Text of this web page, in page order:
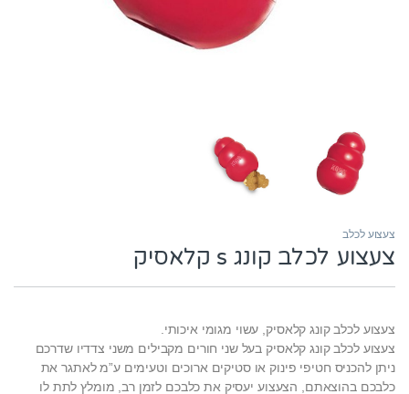
צעצוע לכלב
צעצוע לכלב קונג s קלאסיק
צעצוע לכלב קונג קלאסיק, עשוי מגומי איכותי.
צעצוע לכלב קונג קלאסיק בעל שני חורים מקבילים משני צדדיו שדרכם
ניתן להכניס חטיפי פינוק או סטיקים ארוכים וטעימים ע”מ לאתגר את
כלבכם בהוצאתם, הצעצוע יעסיק את כלבכם לזמן רב, מומלץ לתת לו